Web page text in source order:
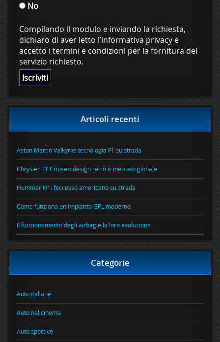
No
Compilando il modulo e inviando la richiesta,
dichiaro di aver letto l’informativa privacy e
accetto i termini e condizioni per la fornitura del
servizio richiesto.
Articoli recenti
Aston Martin Valkyrie: tecnologia F1 su strada
Chrysler PT Cruiser: design retrò e mercato globale
Hummer H1: l’eccesso americano su strada
Come funziona un impianto GPL moderno
Il funzionamento degli airbag e la loro evoluzione
Categorie
Auto italiane
Auto nel cinema
Auto sportive